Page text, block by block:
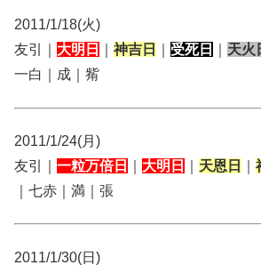
2011/1/18(火)
友引｜ 大明日 神吉日 受死日 天火
一白｜成｜觜
2011/1/24(月)
友引｜ 一粒万倍日 大明日 天恩日
｜七赤｜満｜張
2011/1/30(日)